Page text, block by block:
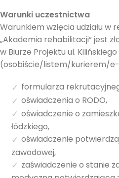
Warunki uczestnictwa
Warunkiem wzięcia udziału w
„Akademia rehabilitacji” jest
w Biurze Projektu ul. Kilińskiego
(osobiście/listem/kurierem/
formularza
oświadczenia o RODO,
oświadczenie o
łódzkiego,
oświadczenie
zawodowej,
zaświadczenie o stanie